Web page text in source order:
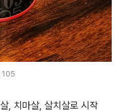
, 치마살, 살치살로 시작